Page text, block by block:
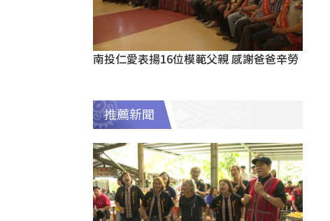
南投仁愛表揚16位模範父親 感謝爸爸辛勞
推薦新聞